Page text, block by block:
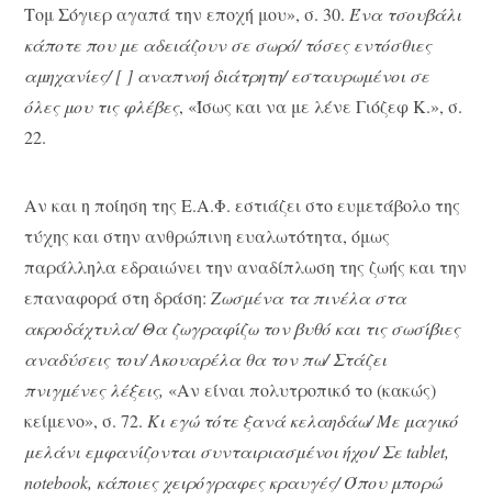
Τομ Σόγιερ αγαπά την εποχή μου», σ. 30. Ένα τσουβάλι
κάποτε που με αδειάζουν σε σωρό/ τόσες εντόσθιες
αμηχανίες/ [ ] αναπνοή διάτρητη/ εσταυρωμένοι σε
όλες μου τις φλέβες, «Ίσως και να με λένε Γιόζεφ Κ.», σ.
22.
Αν και η ποίηση της Ε.Α.Φ. εστιάζει στο ευμετάβολο της
τύχης και στην ανθρώπινη ευαλωτότητα, όμως
παράλληλα εδραιώνει την αναδίπλωση της ζωής και την
επαναφορά στη δράση:Ζωσμένα τα πινέλα στα
ακροδάχτυλα/ Θα ζωγραφίζω τον βυθό και τις σωσίβιες
αναδύσεις του/ Ακουαρέλα θα τον πω/ Στάζει
πνιγμένες λέξεις, «Αν είναι πολυτροπικό το (κακώς)
κείμενο», σ. 72. Κι εγώ τότε ξανά κελαηδάω/ Με μαγικό
μελάνι εμφανίζονται συνταιριασμένοι ήχοι/ Σε tablet,
notebook, κάποιες χειρόγραφες κραυγές/ Όπου μπορώ